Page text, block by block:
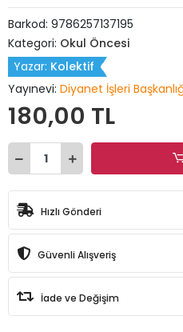
Barkod: 9786257137195
Kategori: Okul Öncesi
Yazar: Kolektif
Yayınevi: Diyanet İşleri
180,00 TL
Hızlı Gönderi
Güvenli Alışveriş
İade ve Değişim